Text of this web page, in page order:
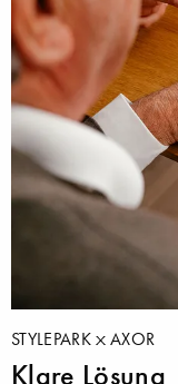
STYLEPARK AXOR
Klare Lösung